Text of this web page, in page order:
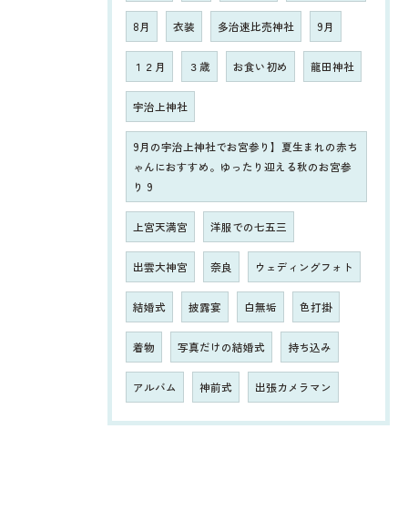
8月 衣装 多治速比売神社 9月
１２月 ３歳 お食い初め 龍田神社
宇治上神社
9月の宇治上神社でお宮参り】夏生まれの赤ち
ゃんにおすすめ。ゆったり迎える秋のお宮参
り 9
上宮天満宮 洋服での七五三
出雲大神宮 奈良 ウェディングフォト
結婚式 披露宴 白無垢 色打掛
着物 写真だけの結婚式 持ち込み
アルバム 神前式 出張カメラマン